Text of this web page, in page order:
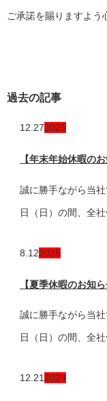
ご承諾を賜りますよう
過去の記事
12.272025
【年末年始休暇のお
誠に勝手ながら当
日（日）の間、全社
8.122025
【夏季休暇のお知ら
誠に勝手ながら当
日（日）の間、全社
12.21 2024